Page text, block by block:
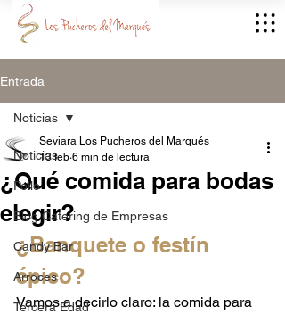
Entrada
Noticias
Pollo
Blog Catering de Empresas
Candy Bar
Arroces
Tercera Edad
Noticias
¿Qué comida para bodas
elegir?
Seviara Los Pucheros del Marqués
13 feb 6 min de lectura
¿Banquete o festín
épico?
Vamos a decirlo claro: la comida para